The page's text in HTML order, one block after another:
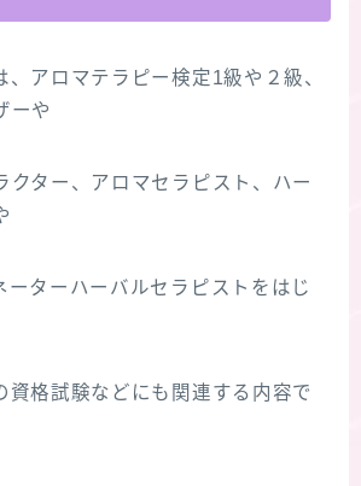
、アロマテラピー検定1級や２級、
ーや
クター、アロマセラピスト、ハー
ーターハーバルセラピストをはじ
資格試験などにも関連する内容で